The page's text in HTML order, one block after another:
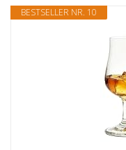
BESTSELLER NR. 10